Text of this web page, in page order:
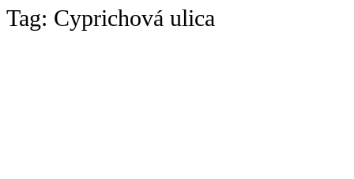
Tag: Cyprichová ulica